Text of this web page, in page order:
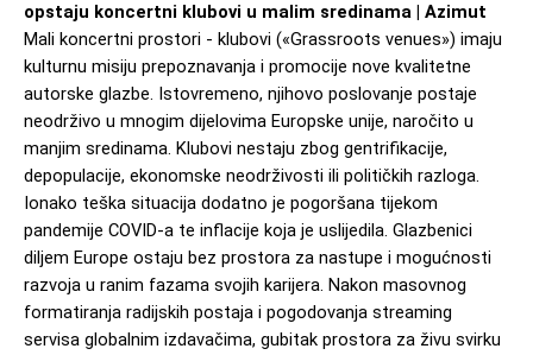
opstaju koncertni klubovi u malim sredinama | Azimut
Mali koncertni prostori - klubovi («Grassroots venues») imaju
kulturnu misiju prepoznavanja i promocije nove kvalitetne
autorske glazbe. Istovremeno, njihovo poslovanje postaje
neodrživo u mnogim dijelovima Europske unije, naročito u
manjim sredinama. Klubovi nestaju zbog gentrifikacije,
depopulacije, ekonomske neodrživosti ili političkih razloga.
Ionako teška situacija dodatno je pogoršana tijekom
pandemije COVID-a te inflacije koja je uslijedila. Glazbenici
diljem Europe ostaju bez prostora za nastupe i mogućnosti
razvoja u ranim fazama svojih karijera. Nakon masovnog
formatiranja radijskih postaja i pogodovanja streaming
servisa globalnim izdavačima, gubitak prostora za živu svirku